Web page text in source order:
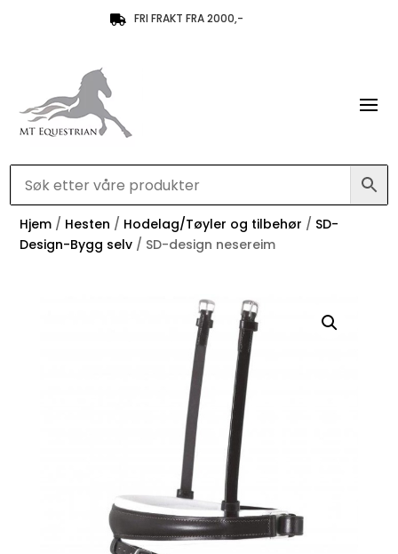
 FRI FRAKT FRA 2000,-
Hjem / Hesten / Hodelag/Tøyler og tilbehør / SD-
Design-Bygg selv / SD-design nesereim